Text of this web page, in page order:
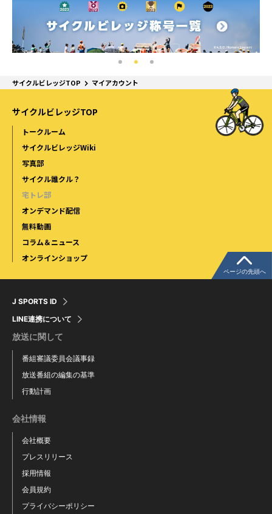
サイクルビレッジTOP マイアカウント
サイクルビレッジTOP
トークルーム
サイクルビレッジWiki
写真部
サイクル誰クル？
宅トレ部
オンデマンド配信
無料動画
コラム＆ニュース
オンラインショップ
J SPORTS ID
LINE連携について
放送に関して
番組審議委員会議事録
放送番組の編集の基準
行動計画
会社情報
会社概要
プレスリリース
採用情報
会員規約
プライバシーポリシー
ページの先頭へ